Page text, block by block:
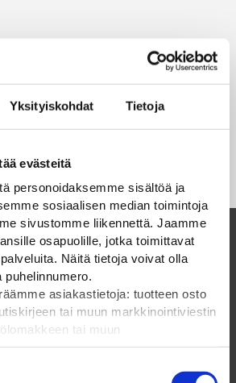
Yksityiskohdat Tietoja
evästeitä
personoidaksemme sisältöä ja
sosiaalisen median toimintoja
sivustomme liikennettä. Jaamme
osapuolille, jotka toimittavat
Näitä tietoja voivat olla
puhelinnumero.
asiakastietoja: tuotteen osto
tai muun markkinointiviestin
tai muun
lähettäminen, käyttäjätilin
perheyritys ja luotettava
vuodesta 1985